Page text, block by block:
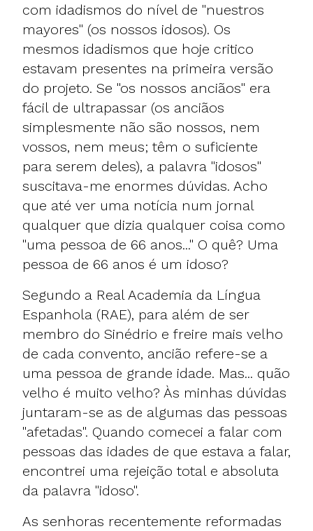
com idadismos do nível de "nuestros
mayores" (os nossos idosos). Os
mesmos idadismos que hoje critico
estavam presentes na primeira versão
do projeto. Se "os nossos anciãos" era
fácil de ultrapassar (os anciãos
simplesmente não são nossos, nem
vossos, nem meus; têm o suficiente
para serem deles), a palavra "idosos"
suscitava-me enormes dúvidas. Acho
que até ver uma notícia num jornal
qualquer que dizia qualquer coisa como
"uma pessoa de 66 anos..." O quê? Uma
pessoa de 66 anos é um idoso?
Segundo a Real Academia da Língua
Espanhola (RAE), para além de ser
membro do Sinédrio e freire mais velho
de cada convento, ancião refere-se a
uma pessoa de grande idade. Mas... quão
velho é muito velho? Às minhas dúvidas
juntaram-se as de algumas das pessoas
"afetadas". Quando comecei a falar com
pessoas das idades de que estava a falar,
encontrei uma rejeição total e absoluta
da palavra "idoso".
As senhoras recentemente reformadas